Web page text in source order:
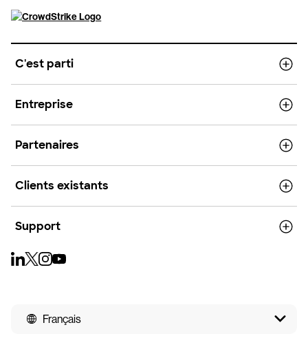
C'est parti
Entreprise
Partenaires
Clients existants
Support
Français